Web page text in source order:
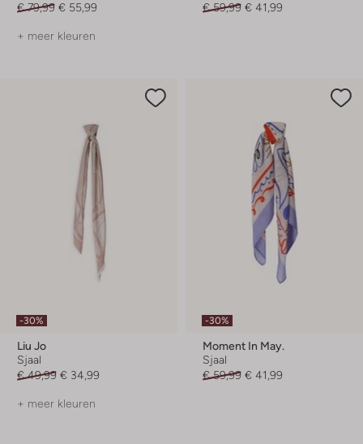
€ 79,99 € 55,99
+ meer kleuren
€ 59,99 € 41,99
-30%
Liu Jo
Sjaal
€ 49,99 € 34,99
+ meer kleuren
-30%
Moment In May.
Sjaal
€ 59,99 € 41,99